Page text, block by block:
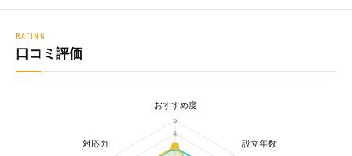
RATING
口コミ評価